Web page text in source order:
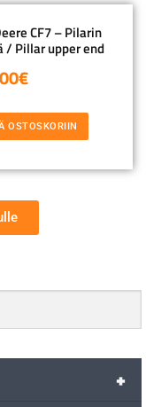
CF7 – Pilarin
/ Pillar upper end
€
OSTOSKORIIN
+